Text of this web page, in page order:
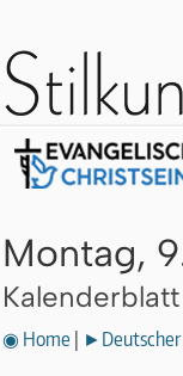
Montag,
◉ Home ►Deutscher